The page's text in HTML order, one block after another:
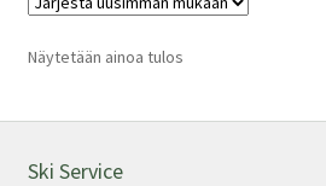
Näytetään ainoa tulos
Ski Service